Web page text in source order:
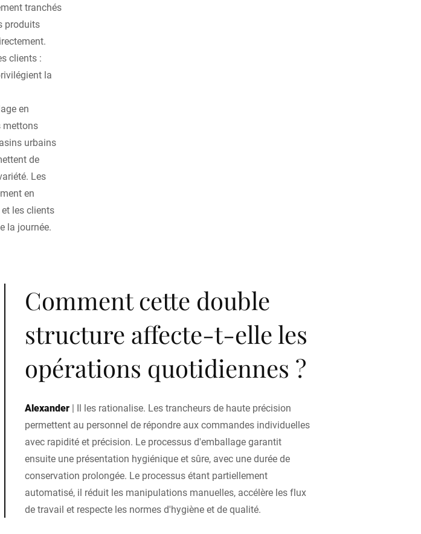
tranchés
produits
clients :
la
en
mettons
urbains
de
Les
en
les clients
la journée.
Comment cette double
structure affecte-t-elle les
opérations quotidiennes ?
Alexander | Il les rationalise. Les trancheurs de haute précision
permettent au personnel de répondre aux commandes individuelles
avec rapidité et précision. Le processus d'emballage garantit
ensuite une présentation hygiénique et sûre, avec une durée de
conservation prolongée. Le processus étant partiellement
automatisé, il réduit les manipulations manuelles, accélère les flux
de travail et respecte les normes d'hygiène et de qualité.